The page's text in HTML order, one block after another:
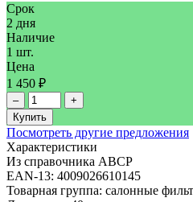
Срок
2 дня
Наличие
1 шт.
Цена
1 450 ₽
–
+
Купить
Посмотреть другие предложения
Характеристики
Из справочника ABCP
EAN-13: 4009026610145
Товарная группа: салонные